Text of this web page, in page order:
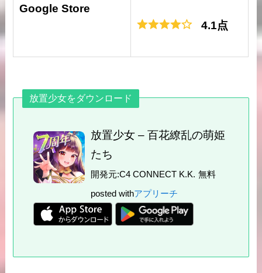
Google Store
4.1点
放置少女をダウンロード
放置少女 – 百花繚乱の萌姫
たち
開発元:C4 CONNECT K.K. 無料
posted withアプリーチ